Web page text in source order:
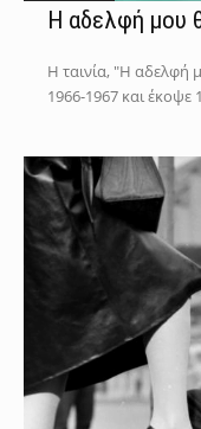
Η αδελφή μου
Η ταινία, "Η αδελφή
1966-1967 και έκοψε